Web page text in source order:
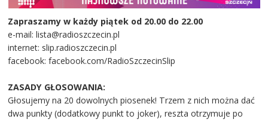
Zapraszamy w każdy piątek od 20.00 do 22.00
e-mail: lista@radioszczecin.pl
internet: slip.radioszczecin.pl
facebook: facebook.com/RadioSzczecinSlip
ZASADY GŁOSOWANIA:
Głosujemy na 20 dowolnych piosenek! Trzem z nich można dać
dwa punkty (dodatkowy punkt to joker), reszta otrzymuje po